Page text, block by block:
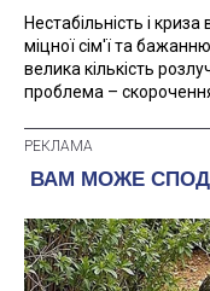
Нестабільність і
міцної сім'ї та
велика кількість
проблема – скорочення